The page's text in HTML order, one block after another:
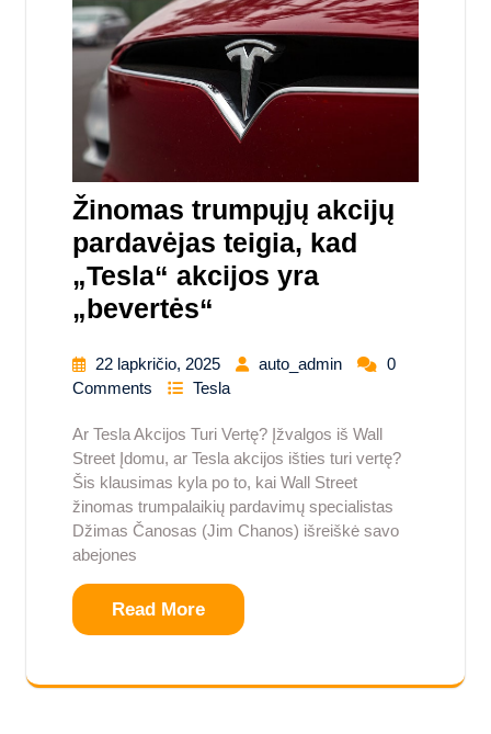
Žinomas trumpųjų akcijų
pardavėjas teigia, kad
„Tesla“ akcijos yra
„bevertės“
22 lapkričio, 2025 auto_admin
0
Comments
Tesla
Ar Tesla Akcijos Turi Vertę? Įžvalgos iš Wall
Street Įdomu, ar Tesla akcijos išties turi vertę?
Šis klausimas kyla po to, kai Wall Street
žinomas trumpalaikių pardavimų specialistas
Džimas Čanosas (Jim Chanos) išreiškė savo
abejones
Read More